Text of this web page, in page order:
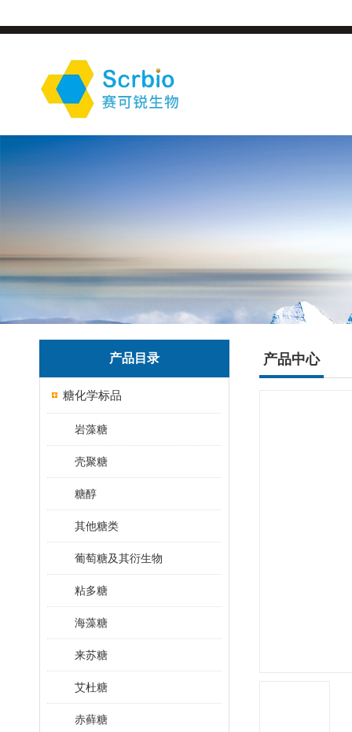
产品目录
糖化学标品
岩藻糖
壳聚糖
糖醇
其他糖类
葡萄糖及其衍生物
粘多糖
海藻糖
来苏糖
艾杜糖
赤藓糖
产品中心